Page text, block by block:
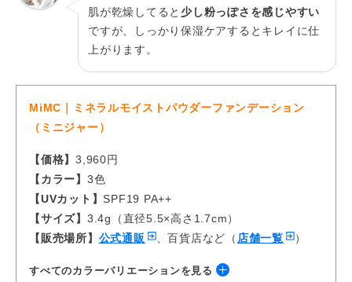
肌が乾燥してると 少し粉っぽさを感じやすい
ですが、しっかり保湿ケアするとキレイに仕
上がります。
MiMC｜ミネラルモイストパウダーファンデーション
（ミニジャー）
【価格】 3,960円
【カラー】 3色
【UVカット】 SPF19 PA++
【サイズ】 3.4g（直径5.5×高さ1.7cm）
【販売場所】 公式通販 、百貨店など（ 店舗一覧 ）
すべてのカラーバリエーションを見る